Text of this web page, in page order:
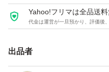
Yahoo!フリマは全品送
代金は運営が一旦預かり、評価後
出品者